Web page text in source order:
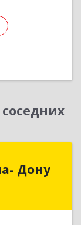
Дону
Дону
на-Дону г,